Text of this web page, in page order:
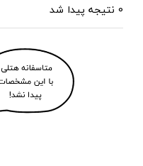
0 نتیجه پیدا شد